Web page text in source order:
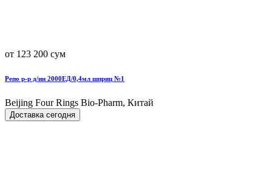
от 123 200 сум
Репо р-р д/ин 2000ЕД/0,4мл шприц №1
Beijing Four Rings Bio-Pharm, Китай
Доставка сегодня